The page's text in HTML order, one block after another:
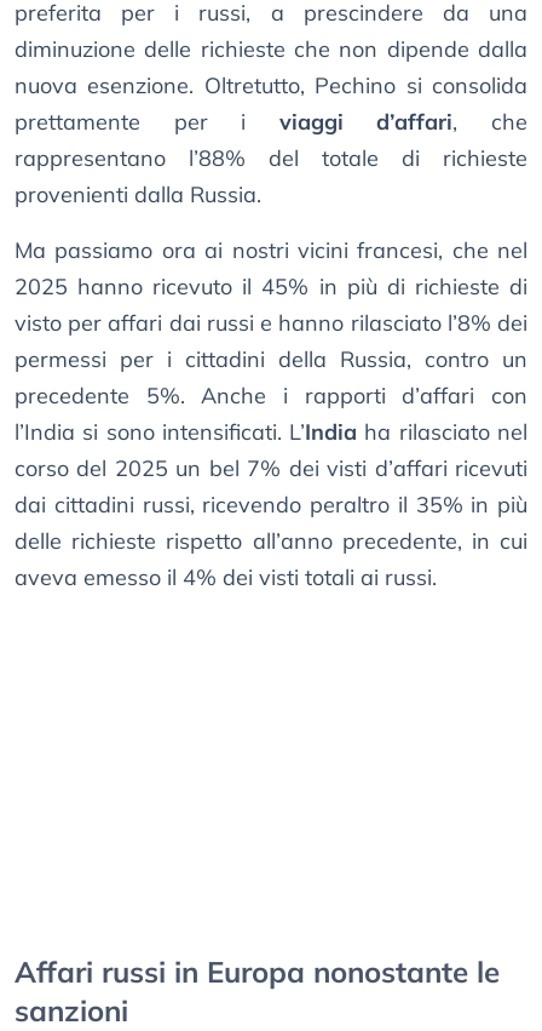
preferita per i russi, a prescindere da una
diminuzione delle richieste che non dipende dalla
nuova esenzione. Oltretutto, Pechino si consolida
prettamente per i viaggi d’affari, che
rappresentano l’88% del totale di richieste
provenienti dalla Russia.
Ma passiamo ora ai nostri vicini francesi, che nel
2025 hanno ricevuto il 45% in più di richieste di
visto per affari dai russi e hanno rilasciato l’8% dei
permessi per i cittadini della Russia, contro un
precedente 5%. Anche i rapporti d’affari con
l’India si sono intensificati. L’India ha rilasciato nel
corso del 2025 un bel 7% dei visti d’affari ricevuti
dai cittadini russi, ricevendo peraltro il 35% in più
delle richieste rispetto all’anno precedente, in cui
aveva emesso il 4% dei visti totali ai russi.
Affari russi in Europa nonostante le
sanzioni